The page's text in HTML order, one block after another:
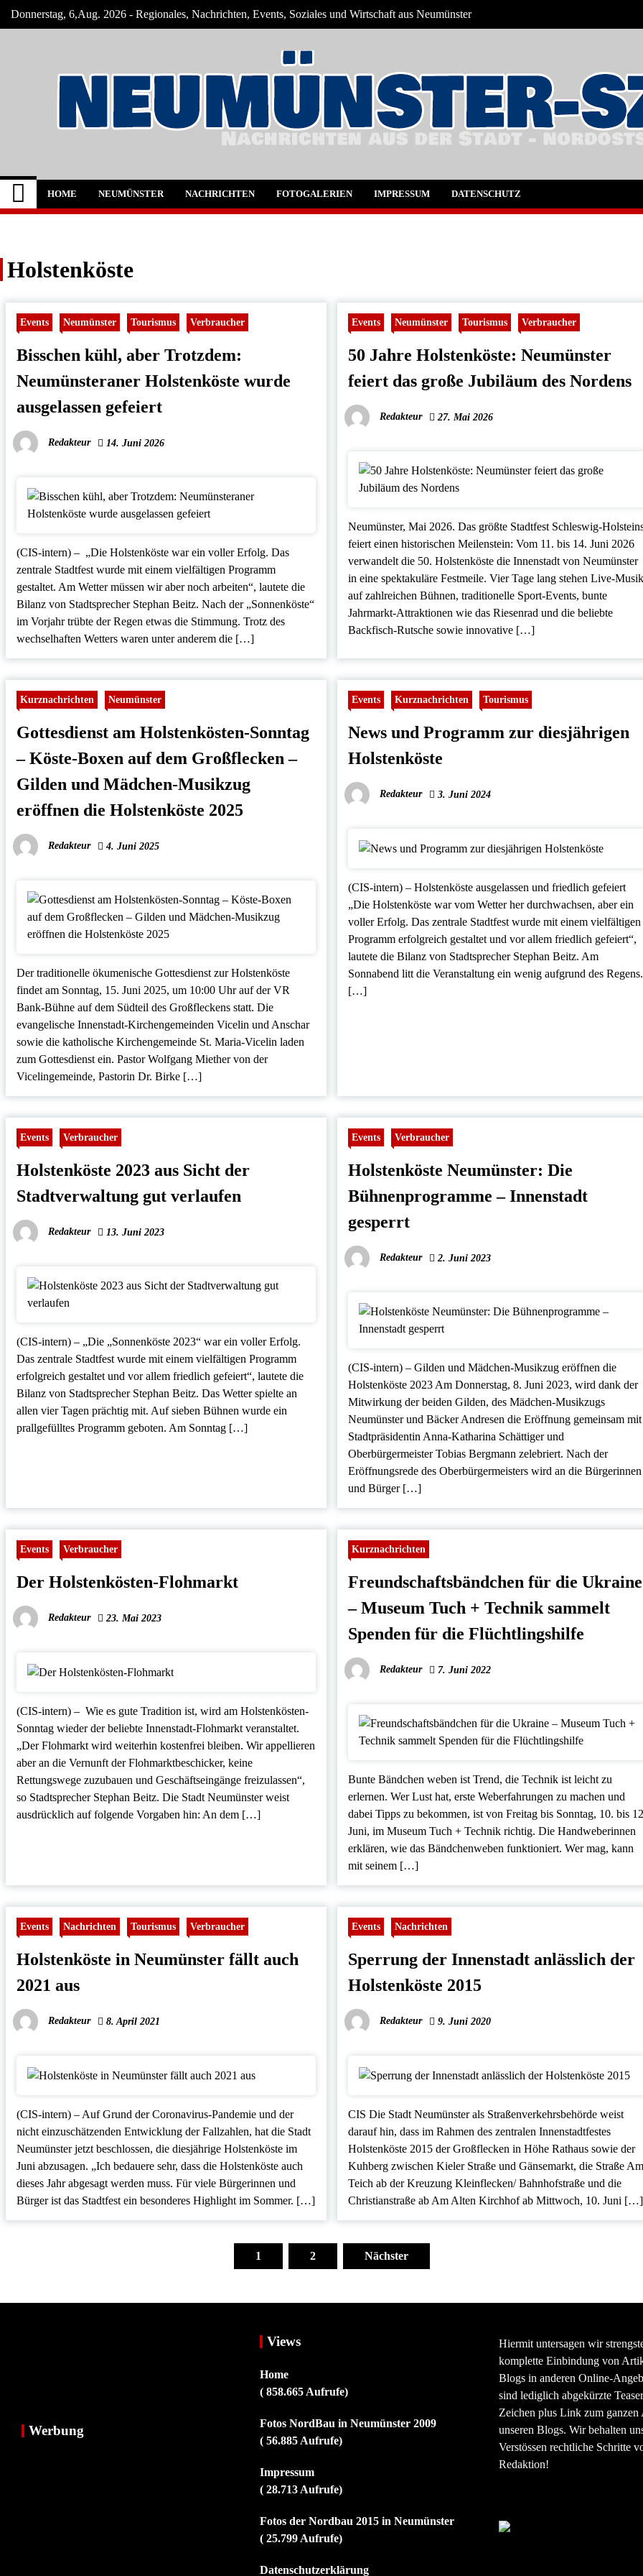
Skip
Donnerstag, 6,Aug. 2026 - Regionales, Nachrichten, Events, Soziales und Wirtschaft aus Neumünster
Neumünster Szene
Neuigkeiten und Nachrichten aus Neumünster und Umgebung
HOME NEUMÜNSTER NACHRICHTEN FOTOGALERIEN IMPRESSUM DATENSCHUTZ
Holstenköste
Events Neumünster Tourismus Verbraucher
Bisschen kühl, aber Trotzdem:
Neumünsteraner Holstenköste wurde
ausgelassen gefeiert
Redakteur 14. Juni 2026
(CIS-intern) – „Die Holstenköste war ein voller Erfolg. Das
zentrale Stadtfest wurde mit einem vielfältigen Programm
gestaltet. Am Wetter müssen wir aber noch arbeiten“, lautete die
Bilanz von Stadtsprecher Stephan Beitz. Nach der „Sonnenköste“
im Vorjahr trübte der Regen etwas die Stimmung. Trotz des
wechselhaften Wetters waren unter anderem die […]
Events Neumünster Tourismus Verbraucher
50 Jahre Holstenköste: Neumünster
feiert das große Jubiläum des Nordens
Redakteur 27. Mai 2026
Neumünster, Mai 2026. Das größte Stadtfest Schleswig-
feiert einen historischen Meilenstein: Vom 11. bis 14. Juni 2026
verwandelt die 50. Holstenköste die Innenstadt von Neumünster
in eine spektakuläre Festmeile. Vier Tage lang stehen Live-
auf zahlreichen Bühnen, traditionelle Sport-Events, bunte
Jahrmarkt-Attraktionen wie das Riesenrad und die beliebte
Backfisch-Rutsche sowie innovative […]
Kurznachrichten Neumünster
Gottesdienst am Holstenkösten-Sonntag
– Köste-Boxen auf dem Großflecken –
Gilden und Mädchen-Musikzug
eröffnen die Holstenköste 2025
Redakteur 4. Juni 2025
Der traditionelle ökumenische Gottesdienst zur Holstenköste
findet am Sonntag, 15. Juni 2025, um 10:00 Uhr auf der VR
Bank-Bühne auf dem Südteil des Großfleckens statt. Die
evangelische Innenstadt-Kirchengemeinden Vicelin und Anschar
sowie die katholische Kirchengemeinde St. Maria-Vicelin laden
zum Gottesdienst ein. Pastor Wolfgang Miether von der
Vicelingemeinde, Pastorin Dr. Birke […]
Events Kurznachrichten Tourismus
News und Programm zur diesjährigen
Holstenköste
Redakteur 3. Juni 2024
(CIS-intern) – Holstenköste ausgelassen und friedlich gefeiert
„Die Holstenköste war vom Wetter her durchwachsen, aber ein
voller Erfolg. Das zentrale Stadtfest wurde mit einem vielfältigen
Programm erfolgreich gestaltet und vor allem friedlich gefeiert“,
lautete die Bilanz von Stadtsprecher Stephan Beitz. Am
Sonnabend litt die Veranstaltung ein wenig aufgrund des Regens.
[…]
Events Verbraucher
Holstenköste 2023 aus Sicht der
Stadtverwaltung gut verlaufen
Redakteur 13. Juni 2023
(CIS-intern) – „Die „Sonnenköste 2023“ war ein voller Erfolg.
Das zentrale Stadtfest wurde mit einem vielfältigen Programm
erfolgreich gestaltet und vor allem friedlich gefeiert“, lautete die
Bilanz von Stadtsprecher Stephan Beitz. Das Wetter spielte an
allen vier Tagen prächtig mit. Auf sieben Bühnen wurde ein
prallgefülltes Programm geboten. Am Sonntag […]
Events Verbraucher
Holstenköste Neumünster: Die
Bühnenprogramme – Innenstadt
gesperrt
Redakteur 2. Juni 2023
(CIS-intern) – Gilden und Mädchen-Musikzug eröffnen die
Holstenköste 2023 Am Donnerstag, 8. Juni 2023, wird dank der
Mitwirkung der beiden Gilden, des Mädchen-Musikzugs
Neumünster und Bäcker Andresen die Eröffnung gemeinsam mit
Stadtpräsidentin Anna-Katharina Schättiger und
Oberbürgermeister Tobias Bergmann zelebriert. Nach der
Eröffnungsrede des Oberbürgermeisters wird an die Bürgerinnen
und Bürger […]
Events Verbraucher
Der Holstenkösten-Flohmarkt
Redakteur 23. Mai 2023
(CIS-intern) – Wie es gute Tradition ist, wird am Holstenkösten-
Sonntag wieder der beliebte Innenstadt-Flohmarkt veranstaltet.
„Der Flohmarkt wird weiterhin kostenfrei bleiben. Wir appellieren
aber an die Vernunft der Flohmarktbeschicker, keine
Rettungswege zuzubauen und Geschäftseingänge freizulassen“,
so Stadtsprecher Stephan Beitz. Die Stadt Neumünster weist
ausdrücklich auf folgende Vorgaben hin: An dem […]
Kurznachrichten
Freundschaftsbändchen für die Ukraine
– Museum Tuch + Technik sammelt
Spenden für die Flüchtlingshilfe
Redakteur 7. Juni 2022
Bunte Bändchen weben ist Trend, die Technik ist leicht zu
erlernen. Wer Lust hat, erste Weberfahrungen zu machen und
dabei Tipps zu bekommen, ist von Freitag bis Sonntag, 10. bis
Juni, im Museum Tuch + Technik richtig. Die Handweberinnen
erklären, wie das Bändchenweben funktioniert. Wer mag, kann
mit seinem […]
Events Nachrichten Tourismus Verbraucher
Holstenköste in Neumünster fällt auch
2021 aus
Redakteur 8. April 2021
(CIS-intern) – Auf Grund der Coronavirus-Pandemie und der
nicht einzuschätzenden Entwicklung der Fallzahlen, hat die Stadt
Neumünster jetzt beschlossen, die diesjährige Holstenköste im
Juni abzusagen. „Ich bedauere sehr, dass die Holstenköste auch
dieses Jahr abgesagt werden muss. Für viele Bürgerinnen und
Bürger ist das Stadtfest ein besonderes Highlight im Sommer. […]
Events Nachrichten
Sperrung der Innenstadt anlässlich der
Holstenköste 2015
Redakteur 9. Juni 2020
CIS Die Stadt Neumünster als Straßenverkehrsbehörde weist
darauf hin, dass im Rahmen des zentralen Innenstadtfestes
Holstenköste 2015 der Großflecken in Höhe Rathaus sowie der
Kuhberg zwischen Kieler Straße und Gänsemarkt, die Straße
Teich ab der Kreuzung Kleinflecken/ Bahnhofstraße und die
Christianstraße ab Am Alten Kirchhof ab Mittwoch, 10. Juni […]
1 2 Nächster
Werbung
Views
Home
( 858.665 Aufrufe)
Fotos NordBau in Neumünster 2009
( 56.885 Aufrufe)
Impressum
( 28.713 Aufrufe)
Fotos der Nordbau 2015 in Neumünster
( 25.799 Aufrufe)
Datenschutzerklärung
Hiermit untersagen wir
komplette Einbindung von
Blogs in anderen Online-
sind lediglich abgekürzte
Zeichen plus Link zum
unseren Blogs. Wir behalten
Verstössen rechtliche Schritte
Redaktion!